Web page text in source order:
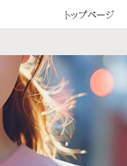
トップページ